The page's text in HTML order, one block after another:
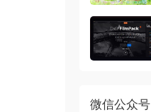
微信公众号